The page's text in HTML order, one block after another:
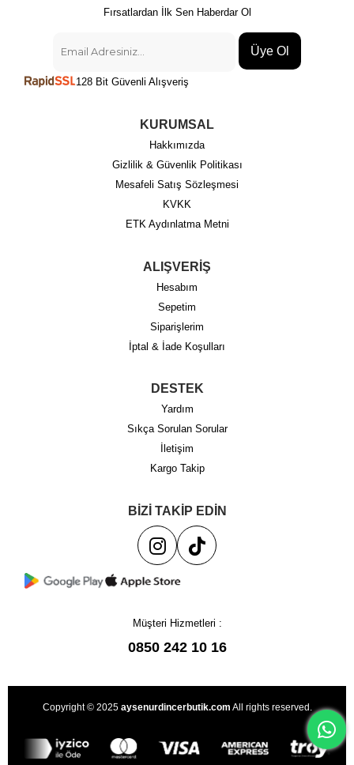
Fırsatlardan İlk Sen Haberdar Ol
Üye Ol
128 Bit Güvenli Alışveriş
KURUMSAL
Hakkımızda
Gizlilik & Güvenlik Politikası
Mesafeli Satış Sözleşmesi
KVKK
ETK Aydınlatma Metni
ALIŞVERİŞ
Hesabım
Sepetim
Siparişlerim
İptal & İade Koşulları
DESTEK
Yardım
Sıkça Sorulan Sorular
İletişim
Kargo Takip
BİZİ TAKİP EDİN
Müşteri Hizmetleri :
0850 242 10 16
Copyright © 2025 aysenurdincerbutik.com All rights reserved.